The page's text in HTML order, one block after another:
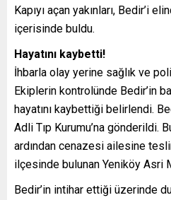
Kapıyı açan yakınları, Bedir’i
içerisinde buldu.
Hayatını kaybetti!
İhbarla olay yerine sağlık ve
Ekiplerin kontrolünde Bedir’in
hayatını kaybettiği belirlendi.
Adli Tıp Kurumu’na gönderildi.
ardından cenazesi ailesine
ilçesinde bulunan Yeniköy Asri
Bedir’in intihar ettiği üzerinde